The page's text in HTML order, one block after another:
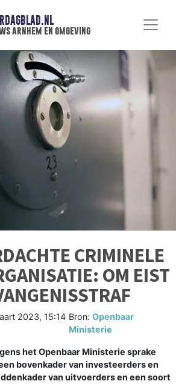
arnhem en omgeving
CRIMINELE
OM EIST
2023, 15:14 Bron: Openbaar
Ministerie
het Openbaar Ministerie sprake
bovenkader van investeerders en
van uitvoerders en een soort